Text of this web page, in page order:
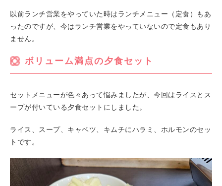
以前ランチ営業をやっていた時はランチメニュー（定食）もあ
ったのですが、今はランチ営業をやっていないので定食もあり
ません。
ボリューム満点の夕食セット
セットメニューが色々あって悩みましたが、今回はライスとス
ープが付いている夕食セットにしました。
ライス、スープ、キャベツ、キムチにハラミ、ホルモンのセッ
トです。